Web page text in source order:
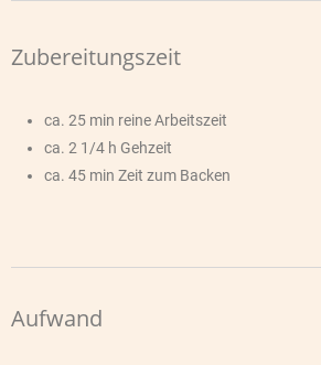
Zubereitungszeit
ca. 25 min reine Arbeitszeit
ca. 2 1/4 h Gehzeit
ca. 45 min Zeit zum Backen
Aufwand